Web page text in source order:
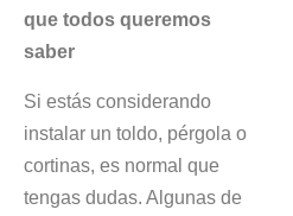
que todos queremos
saber
Si estás considerando
instalar un toldo, pérgola o
cortinas, es normal que
tengas dudas. Algunas de